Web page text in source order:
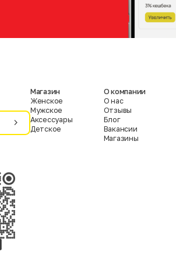
Магазин
Женское
Мужское
Аксессуары
Детское
О компании
О нас
Отзывы
Блог
Вакансии
Магазины